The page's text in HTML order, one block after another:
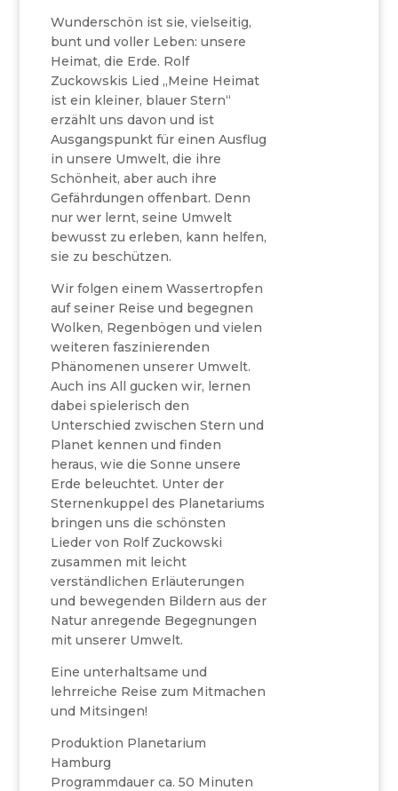
Wunderschön ist sie, vielseitig,
bunt und voller Leben: unsere
Heimat, die Erde. Rolf
Zuckowskis Lied „Meine Heimat
ist ein kleiner, blauer Stern“
erzählt uns davon und ist
Ausgangspunkt für einen Ausflug
in unsere Umwelt, die ihre
Schönheit, aber auch ihre
Gefährdungen offenbart. Denn
nur wer lernt, seine Umwelt
bewusst zu erleben, kann helfen,
sie zu beschützen.
Wir folgen einem Wassertropfen
auf seiner Reise und begegnen
Wolken, Regenbögen und vielen
weiteren faszinierenden
Phänomenen unserer Umwelt.
Auch ins All gucken wir, lernen
dabei spielerisch den
Unterschied zwischen Stern und
Planet kennen und finden
heraus, wie die Sonne unsere
Erde beleuchtet. Unter der
Sternenkuppel des Planetariums
bringen uns die schönsten
Lieder von Rolf Zuckowski
zusammen mit leicht
verständlichen Erläuterungen
und bewegenden Bildern aus der
Natur anregende Begegnungen
mit unserer Umwelt.
Eine unterhaltsame und
lehrreiche Reise zum Mitmachen
und Mitsingen!
Produktion Planetarium
Hamburg
Programmdauer ca. 50 Minuten